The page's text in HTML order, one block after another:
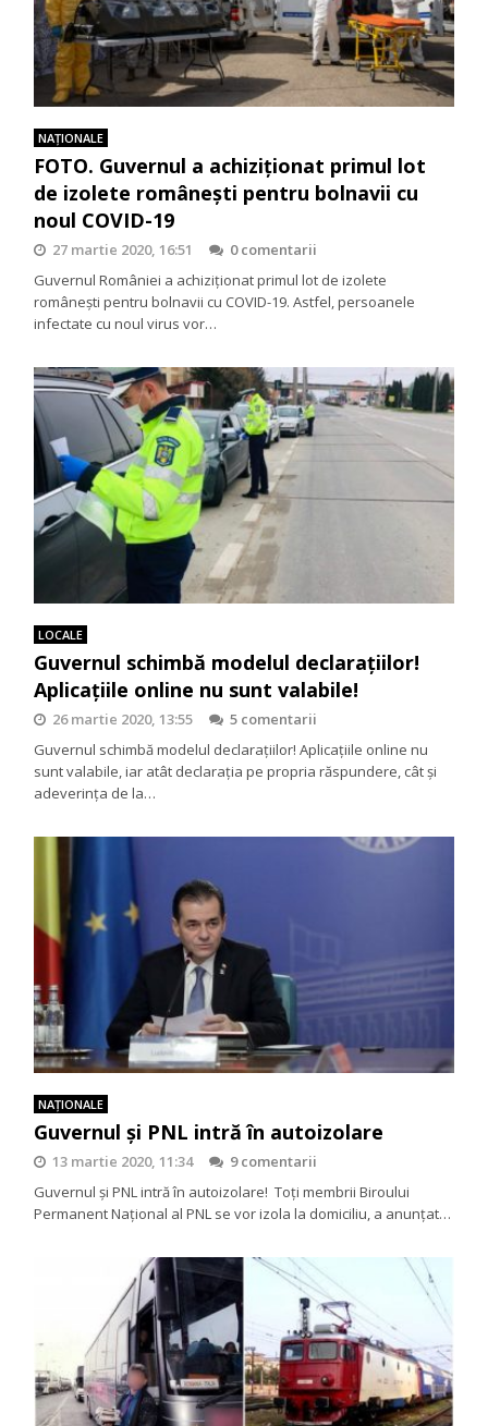
NAŢIONALE
FOTO. Guvernul a achiziționat primul lot
de izolete românești pentru bolnavii cu
noul COVID-19
27 martie 2020, 16:51
0 comentarii
Guvernul României a achiziționat primul lot de izolete
românești pentru bolnavii cu COVID-19. Astfel, persoanele
infectate cu noul virus vor…
LOCALE
Guvernul schimbă modelul declarațiilor!
Aplicațiile online nu sunt valabile!
26 martie 2020, 13:55
5 comentarii
Guvernul schimbă modelul declarațiilor! Aplicațiile online nu
sunt valabile, iar atât declarația pe propria răspundere, cât și
adeverința de la…
NAŢIONALE
Guvernul și PNL intră în autoizolare
13 martie 2020, 11:34
9 comentarii
Guvernul și PNL intră în autoizolare! Toți membrii Biroului
Permanent Național al PNL se vor izola la domiciliu, a anunțat…